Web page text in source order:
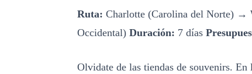
Ruta: Charlotte (Carolina del Norte)
Occidental) Duración: 7 días
Olvidate de las tiendas de souvenirs. En